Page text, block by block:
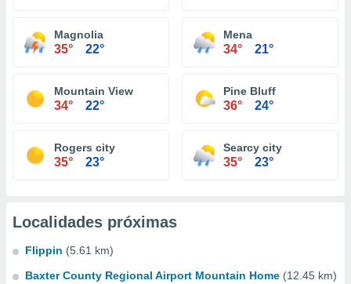
Magnolia
35° 22°
Mena
34° 21°
Mountain View
34° 22°
Pine Bluff
36° 24°
Rogers city
35° 23°
Searcy city
35° 23°
Localidades próximas
Flippin (5.61 km)
Baxter County Regional Airport Mountain Home (12.45 km)